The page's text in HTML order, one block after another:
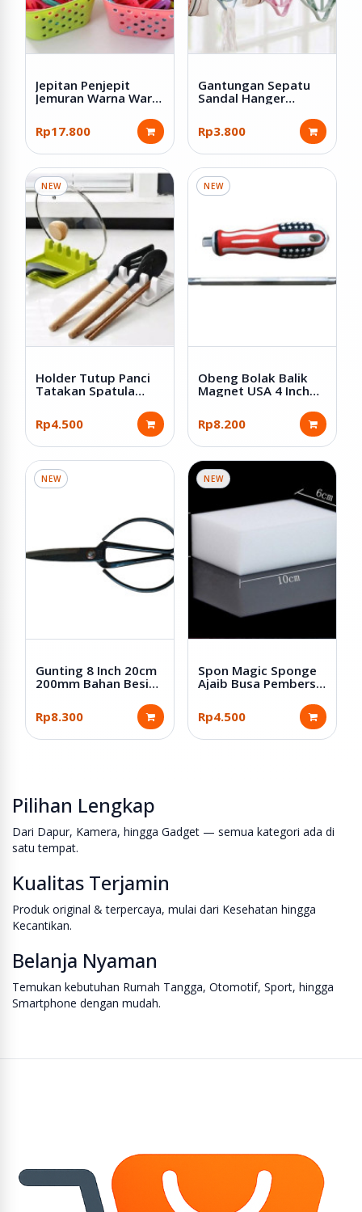
Jepitan Penjepit
Jemuran Warna Warni
Keranjang
Rp17.800
Gantungan Sepatu
Sandal Hanger
Rp3.800
NEW
Holder Tutup Panci
Tatakan Spatula
Rp4.500
NEW
Obeng Bolak Balik
Magnet USA 4 Inch
Rp8.200
NEW
Gunting 8 Inch 20cm
200mm Bahan Besi
Rp8.300
NEW
Spon Magic Sponge
Ajaib Busa Pembersih
Rp4.500
Pilihan Lengkap
Dari Dapur, Kamera, hingga Gadget — semua kategori ada di
satu tempat.
Kualitas Terjamin
Produk original & terpercaya, mulai dari Kesehatan hingga
Kecantikan.
Belanja Nyaman
Temukan kebutuhan Rumah Tangga, Otomotif, Sport, hingga
Smartphone dengan mudah.